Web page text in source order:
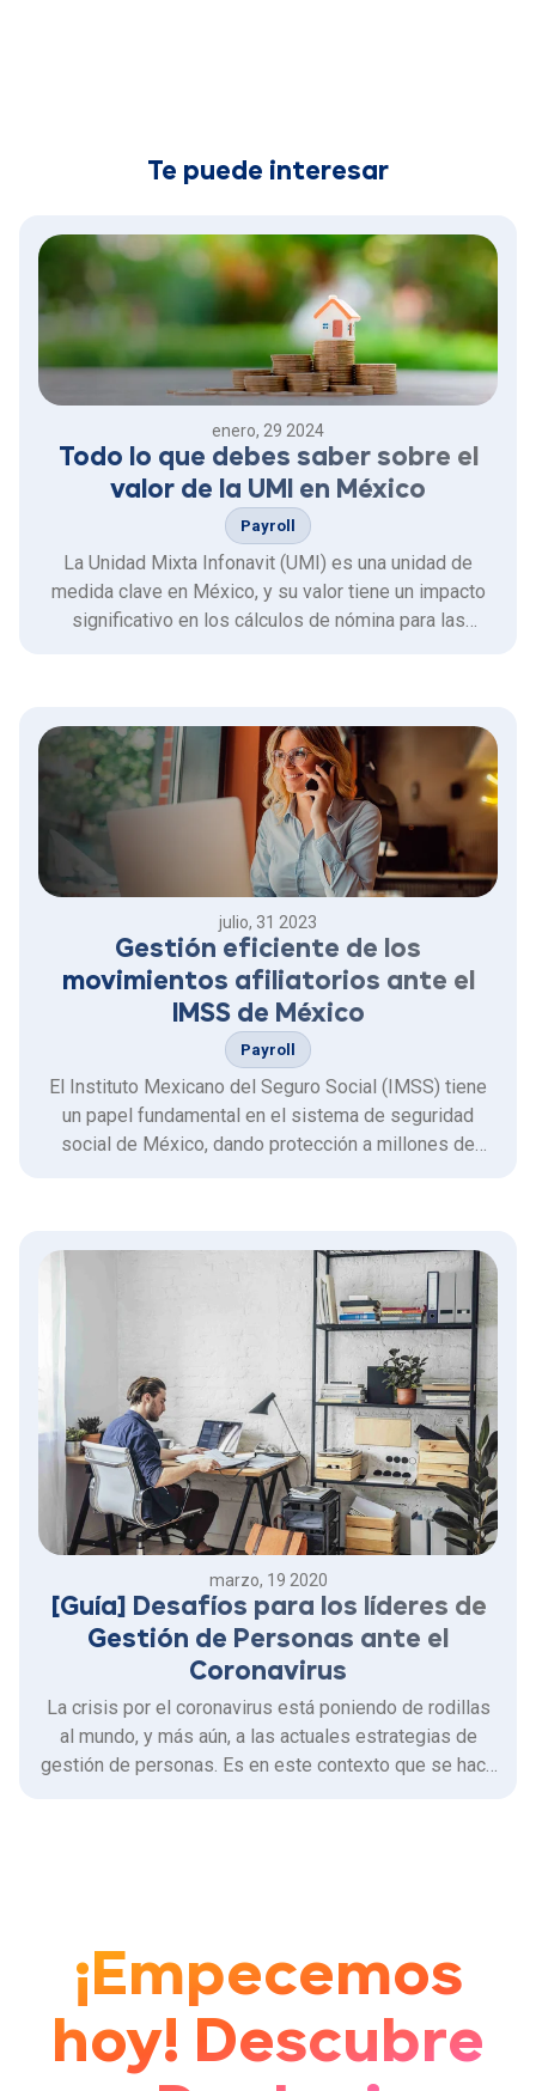
Te puede interesar
enero, 29 2024
Todo lo que debes saber sobre el
valor de la UMI en México
Payroll
La Unidad Mixta Infonavit (UMI) es una unidad de
medida clave en México, y su valor tiene un impacto
significativo en los cálculos de nómina para las
julio, 31 2023
Gestión eficiente de los
movimientos afiliatorios ante el
IMSS de México
Payroll
El Instituto Mexicano del Seguro Social (IMSS) tiene
un papel fundamental en el sistema de seguridad
social de México, dando protección a millones de
marzo, 19 2020
[Guía] Desafíos para los líderes de
Gestión de Personas ante el
Coronavirus
La crisis por el coronavirus está poniendo de rodillas
al mundo, y más aún, a las actuales estrategias de
gestión de personas. Es en este contexto que se hace
¡Empecemos
hoy! Descubre